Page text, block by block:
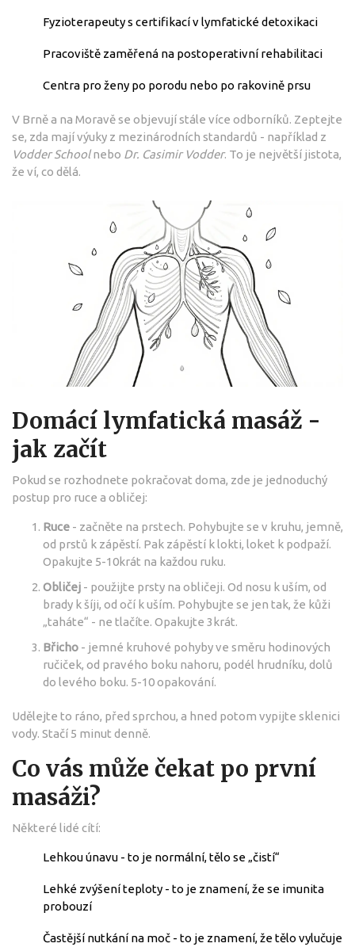
Fyzioterapeuty s certifikací v lymfatické detoxikaci
Pracoviště zaměřená na postoperativní rehabilitaci
Centra pro ženy po porodu nebo po rakovině prsu
V Brně a na Moravě se objevují stále více odborníků. Zeptejte
se, zda mají výuky z mezinárodních standardů - například z
Vodder Schoolnebo Dr. Casimir Vodder. To je největší jistota,
že ví, co dělá.
Domácí lymfatická masáž -
jak začít
Pokud se rozhodnete pokračovat doma, zde je jednoduchý
postup pro ruce a obličej:
Ruce - začněte na prstech. Pohybujte se v kruhu, jemně,
od prstů k zápěstí. Pak zápěstí k lokti, loket k podpaží.
Opakujte 5-10krát na každou ruku.
Obličej - použijte prsty na obličeji. Od nosu k uším, od
brady k šíji, od očí k uším. Pohybujte se jen tak, že kůži
„taháte“ - ne tlačíte. Opakujte 3krát.
Břicho - jemné kruhové pohyby ve směru hodinových
ručiček, od pravého boku nahoru, podél hrudníku, dolů
do levého boku. 5-10 opakování.
Udělejte to ráno, před sprchou, a hned potom vypijte sklenici
vody. Stačí 5 minut denně.
Co vás může čekat po první
masáži?
Některé lidé cítí:
Lehkou únavu - to je normální, tělo se „čistí“
Lehké zvýšení teploty - to je znamení, že se imunita
probouzí
Častější nutkání na moč - to je znamení, že tělo vylučuje